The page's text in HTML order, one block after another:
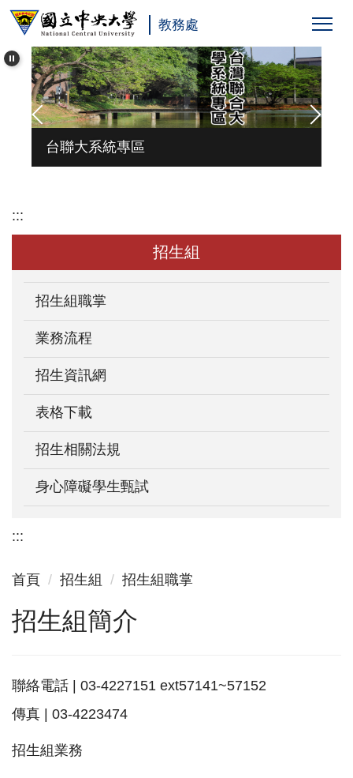
跳
主
教務處
台聯大系統專區
:::
招生組
招生組職掌
業務流程
招生資訊網
表格下載
招生相關法規
身心障礙學生甄試
:::
首頁 招生組 招生組職掌
招生組簡介
聯絡電話 | 03-4227151 ext57141~57152
傳真 | 03-4223474
招生組業務